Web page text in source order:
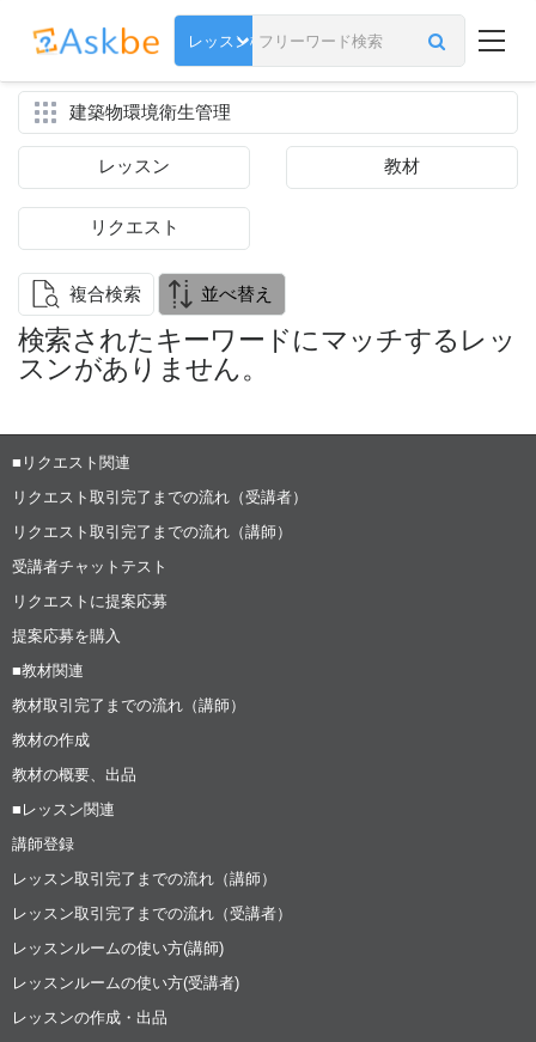
建築物環境衛生管理
レッスン 教材
リクエスト
複合検索 並べ替え
検索されたキーワードにマッチするレッ
スンがありません。
■リクエスト関連
リクエスト取引完了までの流れ（受講者）
リクエスト取引完了までの流れ（講師）
受講者チャットテスト
リクエストに提案応募
提案応募を購入
■教材関連
教材取引完了までの流れ（講師）
教材の作成
教材の概要、出品
■レッスン関連
講師登録
レッスン取引完了までの流れ（講師）
レッスン取引完了までの流れ（受講者）
レッスンルームの使い方(講師)
レッスンルームの使い方(受講者)
レッスンの作成・出品